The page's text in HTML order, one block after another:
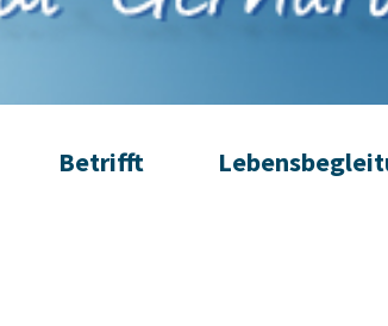
Betrifft